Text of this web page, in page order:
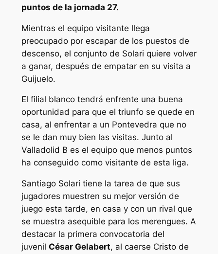
puntos de la jornada 27.
Mientras el equipo visitante llega
preocupado por escapar de los puestos de
descenso, el conjunto de Solari quiere volver
a ganar, después de empatar en su visita a
Guijuelo.
El filial blanco tendrá enfrente una buena
oportunidad para que el triunfo se quede en
casa, al enfrentar a un Pontevedra que no
se le dan muy bien las visitas. Junto al
Valladolid B es el equipo que menos puntos
ha conseguido como visitante de esta liga.
Santiago Solari tiene la tarea de que sus
jugadores muestren su mejor versión de
juego esta tarde, en casa y con un rival que
se muestra asequible para los merengues. A
destacar la primera convocatoria del
juvenil César Gelabert, al caerse Cristo de